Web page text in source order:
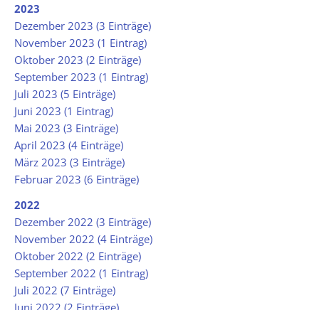
2023
Dezember 2023 (3 Einträge)
November 2023 (1 Eintrag)
Oktober 2023 (2 Einträge)
September 2023 (1 Eintrag)
Juli 2023 (5 Einträge)
Juni 2023 (1 Eintrag)
Mai 2023 (3 Einträge)
April 2023 (4 Einträge)
März 2023 (3 Einträge)
Februar 2023 (6 Einträge)
2022
Dezember 2022 (3 Einträge)
November 2022 (4 Einträge)
Oktober 2022 (2 Einträge)
September 2022 (1 Eintrag)
Juli 2022 (7 Einträge)
Juni 2022 (2 Einträge)